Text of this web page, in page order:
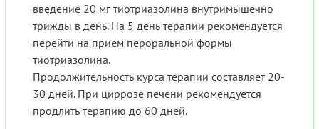
введение 20 мг тиотриазолина внутримышечно
трижды в день. На 5 день терапии рекомендуется
перейти на прием пероральной формы
тиотриазолина.
Продолжительность курса терапии составляет 20-
30 дней. При циррозе печени рекомендуется
продлить терапию до 60 дней.